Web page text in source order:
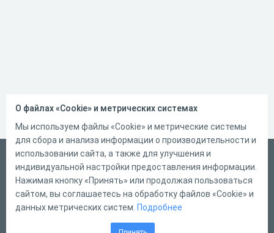
Русский
Справка
Форма обратной связи
О файлах «Cookie» и метрических системах
Мы используем файлы «Cookie» и метрические системы
для сбора и анализа информации о производительности и
использовании сайта, а также для улучшения и
индивидуальной настройки предоставления информации.
Нажимая кнопку «Принять» или продолжая пользоваться
сайтом, вы соглашаетесь на обработку файлов «Cookie» и
данных метрических систем. Подробнее